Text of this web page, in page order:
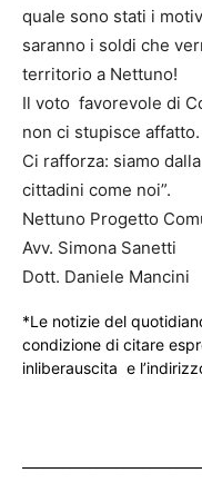
quale sono stati i
saranno i soldi che
territorio a Nettuno!
Il voto favorevole di
non ci stupisce affatto.
Ci rafforza: siamo
cittadini come noi”.
Nettuno Progetto
Avv. Simona Sanetti
Dott. Daniele Mancini
*Le notizie del
condizione di citare
inliberauscita e